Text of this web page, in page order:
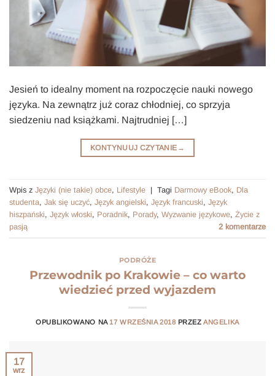
Jesień to idealny moment na rozpoczęcie nauki nowego
języka. Na zewnątrz już coraz chłodniej, co sprzyja
siedzeniu nad książkami. Najtrudniej […]
KONTYNUUJ CZYTANIE →
Wpis z Języki (nie takie) obce, Lifestyle | Tagi Darmowy eBook, Dla
studenta, Jak się uczyć, Język angielski, Język francuski, Język
hiszpański, Język włoski, Poradnik, Porady, Wyzwanie językowe, Życie z
pasją
2 komentarze
PODRÓŻE
Przewodnik po Krakowie – co warto
wiedzieć przed wyjazdem
OPUBLIKOWANO NA 17 WRZEŚNIA 2018 PRZEZANGELIKA
17
wrz